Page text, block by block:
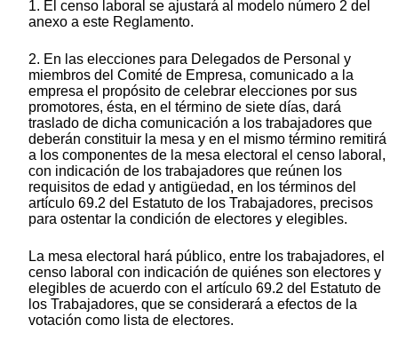
1. El censo laboral se ajustará al modelo número 2 del
anexo a este Reglamento.
2. En las elecciones para Delegados de Personal y
miembros del Comité de Empresa, comunicado a la
empresa el propósito de celebrar elecciones por sus
promotores, ésta, en el término de siete días, dará
traslado de dicha comunicación a los trabajadores que
deberán constituir la mesa y en el mismo término remitirá
a los componentes de la mesa electoral el censo laboral,
con indicación de los trabajadores que reúnen los
requisitos de edad y antigüedad, en los términos del
artículo 69.2 del Estatuto de los Trabajadores, precisos
para ostentar la condición de electores y elegibles.
La mesa electoral hará público, entre los trabajadores, el
censo laboral con indicación de quiénes son electores y
elegibles de acuerdo con el artículo 69.2 del Estatuto de
los Trabajadores, que se considerará a efectos de la
votación como lista de electores.